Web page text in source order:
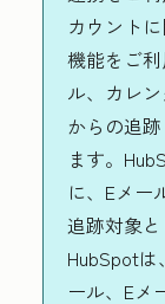
カウント
機能をご
ル、カレ
からの追
ます。
に、Eメー
追跡対象と
HubSpotは
ール、Eメ